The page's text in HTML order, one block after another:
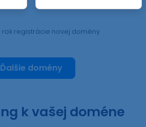
rok registrácie novej domény
Ďalšie domény
k vašej doméne